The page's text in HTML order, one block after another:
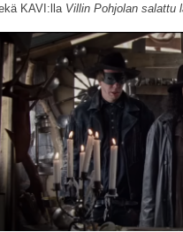
KAVI:lla Villin Pohjolan salattu